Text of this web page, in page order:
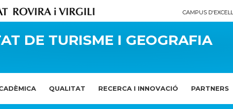
CAMPUS
DE TURISME I GEOGRAFIA
QUALITAT RECERCA I INNOVACIÓ PARTNERS